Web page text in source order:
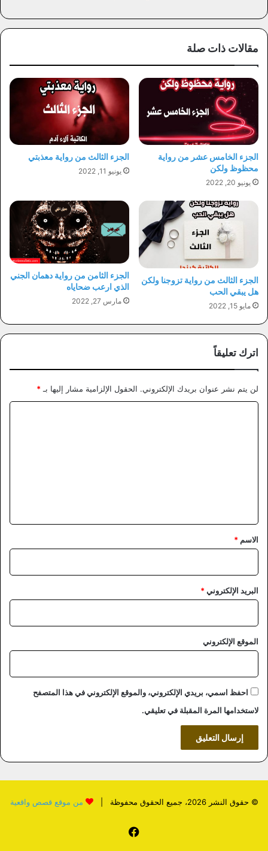
مقالات ذات صلة
الجزء الخامس عشر من رواية
محظوظ ولكن
يونيو 20, 2022
الجزء الثالث من رواية معذبتي
يونيو 11, 2022
الجزء الثالث من رواية تزوجنا ولكن
هل يبقي الحب
مايو 15, 2022
الجزء الثامن من رواية دهمان الجني
الذي ارعب ضحاياه
مارس 27, 2022
اترك تعليقاً
لن يتم نشر عنوان بريدك الإلكتروني. الحقول الإلزامية مشار إليها بـ *
*
الاسم *
البريد الإلكتروني*
الموقع الإلكتروني
احفظ اسمي، بريدي الإلكتروني، والموقع الإلكتروني في هذا المتصفح
لاستخدامها المرة المقبلة في تعليقي.
© حقوق النشر 2026، جميع الحقوق محفوظة | من موقع قصص واقعية